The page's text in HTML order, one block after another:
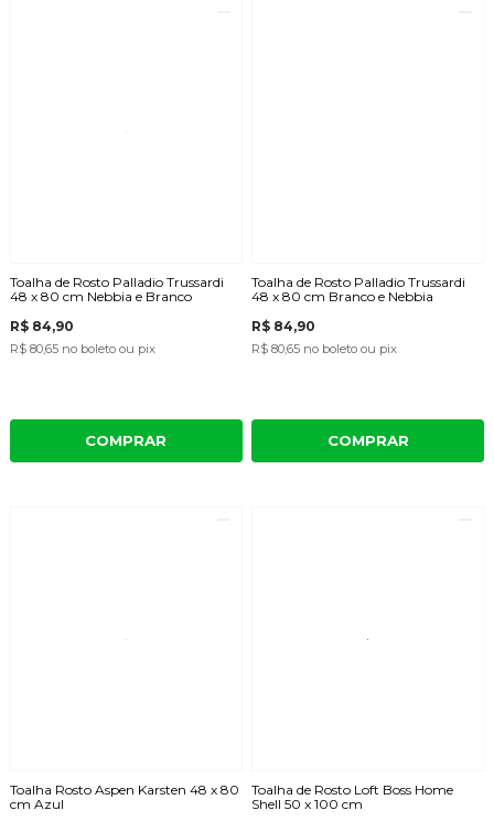
Toalha de Rosto Palladio Trussardi
48 x 80 cm Nebbia e Branco
R$ 84,90
R$ 80,65 no boleto ou pix
COMPRAR
Toalha de Rosto Palladio Trussardi
48 x 80 cm Branco e Nebbia
R$ 84,90
R$ 80,65 no boleto ou pix
COMPRAR
Toalha Rosto Aspen Karsten 48 x 80
cm Azul
Toalha de Rosto Loft Boss Home
Shell 50 x 100 cm